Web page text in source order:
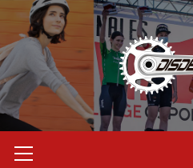
Saltar
contenido
primario